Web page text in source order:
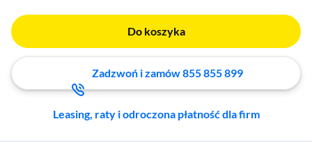
Do koszyka
Zadzwoń i zamów 855 855 899
Leasing, raty i odroczona płatność dla firm